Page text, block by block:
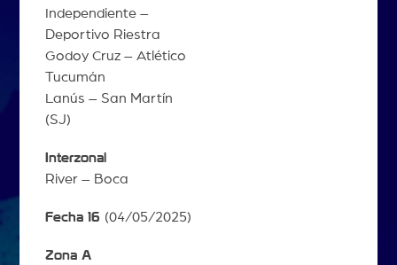
Independiente –
Deportivo Riestra
Godoy Cruz – Atlético
Tucumán
Lanús – San Martín
(SJ)
Interzonal
River – Boca
Fecha 16 (04/05/2025)
Zona A